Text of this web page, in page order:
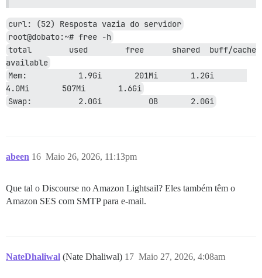
curl: (52) Resposta vazia do servidor
root@dobato:~# free -h
total        used        free      shared  buff/cache
available
Mem:           1.9Gi       201Mi       1.2Gi
4.0Mi       507Mi       1.6Gi
Swap:          2.0Gi          0B       2.0Gi
abeen Maio 26, 2026, 11:13pm
16
Que tal o Discourse no Amazon Lightsail? Eles também têm o
Amazon SES com SMTP para e-mail.
NateDhaliwal (Nate Dhaliwal) Maio 27, 2026, 4:08am
17